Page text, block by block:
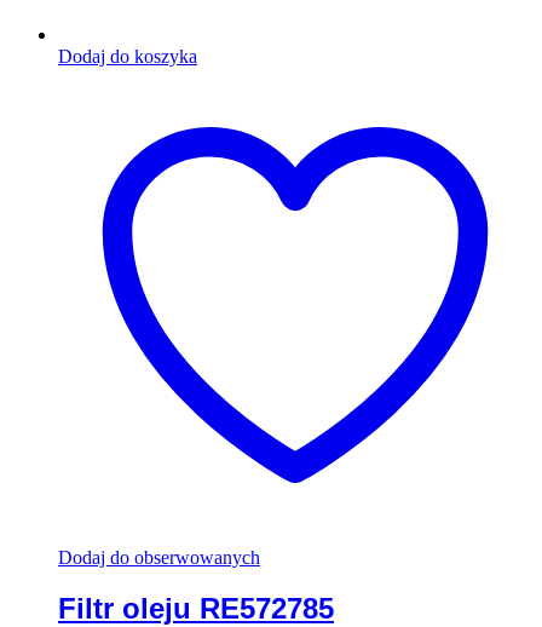
Dodaj do koszyka
Dodaj do obserwowanych
Filtr oleju RE572785